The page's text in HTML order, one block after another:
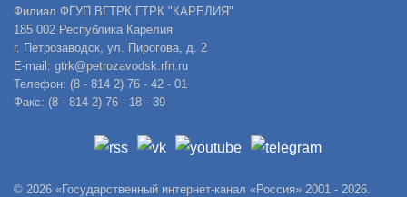
Филиал ФГУП ВГТРК ГТРК "КАРЕЛИЯ"
185 002 Республика Карелия
г. Петрозаводск, ул. Пирогова, д. 2
E-mail: gtrk@petrozavodsk.rfn.ru
Телефон: (8 - 814 2) 76 - 42 - 01
Факс: (8 - 814 2) 76 - 18 - 39
© 2026 «Государственный интернет-канал «Россия» 2001 - 2026.